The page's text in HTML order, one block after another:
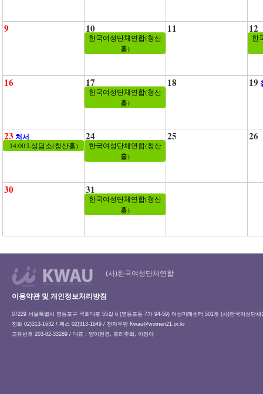
9 10
한국여성단체연합(청산
홀)
11 12
한
16 17
한국여성단체연합(청산
홀)
18 19
23 처서
14:00 L상담소(청산홀)
24
한국여성단체연합(청산
홀)
25 26
30 31
한국여성단체연합(청산
홀)
(사)한국여성단체연합
이용약관 및 개인정보처리방침
07229 서울특별시 영등포구 국회대로 55길 6 (영등포동 7가 94-59) 여성미래센터 501호 (사)한국여성단체
전화 02)313-1632 / 팩스 02)313-1649 / 전자우편 Kwau@women21.or.kr
고유번호 203-82-33289 / 대표 : 양이현경, 로리주희, 이정아